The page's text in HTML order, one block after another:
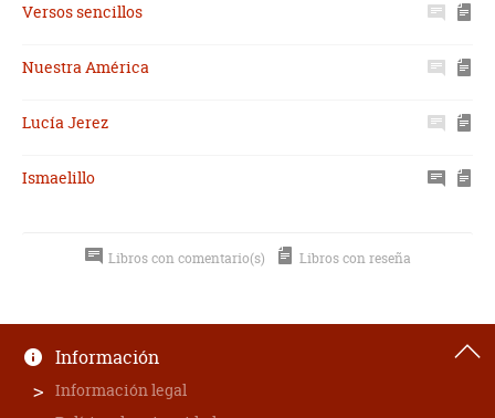
Versos sencillos
Nuestra América
Lucía Jerez
Ismaelillo
Libros con comentario(s) Libros con reseña
Información
Información legal